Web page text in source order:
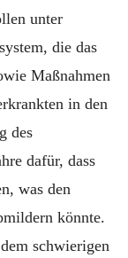
unter
die das
Maßnahmen
in den
des
dafür, dass
was den
könnte.
schwierigen